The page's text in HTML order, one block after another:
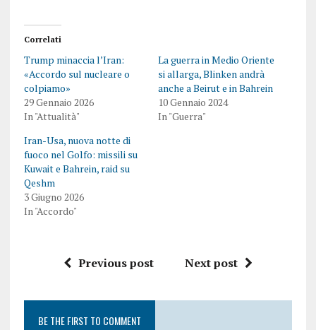
Correlati
Trump minaccia l’Iran:
«Accordo sul nucleare o
colpiamo»
29 Gennaio 2026
In "Attualità"
La guerra in Medio Oriente
si allarga, Blinken andrà
anche a Beirut e in Bahrein
10 Gennaio 2024
In "Guerra"
Iran-Usa, nuova notte di
fuoco nel Golfo: missili su
Kuwait e Bahrein, raid su
Qeshm
3 Giugno 2026
In "Accordo"
Previous post Next post
BE THE FIRST TO COMMENT